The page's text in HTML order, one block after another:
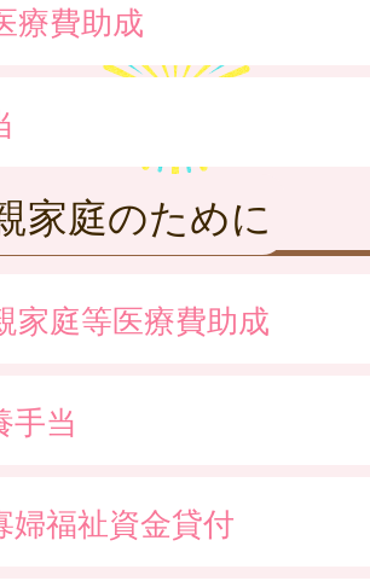
療費助成
家庭のために
家庭等医療費助成
手当
婦福祉資金貸付